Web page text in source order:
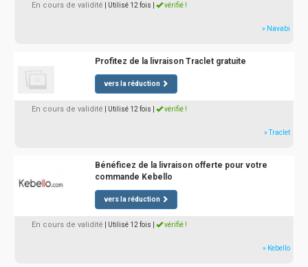
En cours de validité | Utilisé 12 fois vérifié !
» Navabi
Profitez de la livraison Traclet gratuite
vers la réduction
En cours de validité | Utilisé 12 fois vérifié !
» Traclet
Bénéficez de la livraison offerte pour votre
commande Kebello
vers la réduction
En cours de validité | Utilisé 12 fois vérifié !
» Kebello